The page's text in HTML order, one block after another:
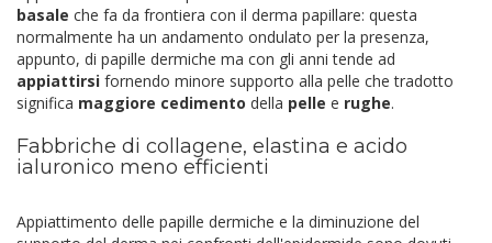
basale che fa da frontiera con il derma papillare: questa
normalmente ha un andamento ondulato per la presenza,
appunto, di papille dermiche ma con gli anni tende ad
appiattirsi fornendo minore supporto alla pelle che tradotto
significa maggiore cedimento della pelle e rughe.
Fabbriche di collagene, elastina e acido
ialuronico meno efficienti
Appiattimento delle papille dermiche e la diminuzione del